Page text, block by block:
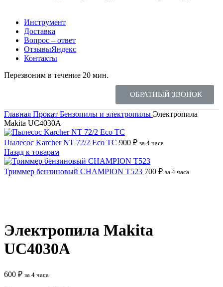
Инструмент
Доставка
Вопрос – ответ
ОтзывыЯндекс
Контакты
Перезвоним в течение 20 мин.
ОБРАТНЫЙ ЗВОНОК
Главная Прокат Бензопилы и электропилы Электропила
Makita UC4030A
Пылесос Karcher NT 72/2 Eco TC 900 ₽ за 4 часа
Назад к товарам
Триммер бензиновый CHAMPION T523 700 ₽ за 4 часа
Электропила Makita
UC4030A
600 ₽ за 4 часа